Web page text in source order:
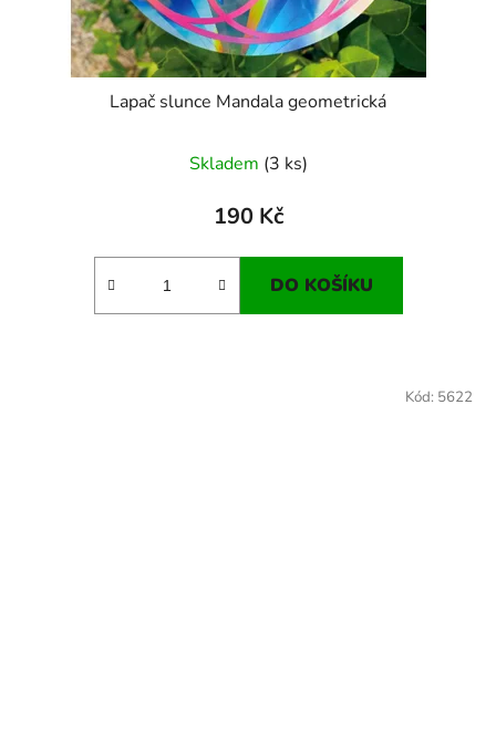
Lapač slunce Mandala geometrická
Skladem (3 ks)
190 Kč
DO KOŠÍKU
Kód: 5622